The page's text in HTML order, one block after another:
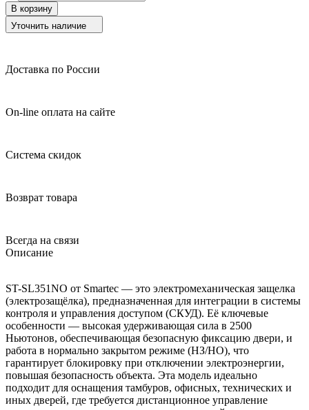
В корзину
Уточнить наличие
Доставка по России
On-line оплата на сайте
Система скидок
Возврат товара
Всегда на связи
Описание
ST-SL351NO от Smartec — это электромеханическая защелка
(электрозащёлка), предназначенная для интеграции в системы
контроля и управления доступом (СКУД). Её ключевые
особенности — высокая удерживающая сила в 2500
Ньютонов, обеспечивающая безопасную фиксацию двери, и
работа в нормально закрытом режиме (НЗ/НО), что
гарантирует блокировку при отключении электроэнергии,
повышая безопасность объекта. Эта модель идеально
подходит для оснащения тамбуров, офисных, технических и
иных дверей, где требуется дистанционное управление